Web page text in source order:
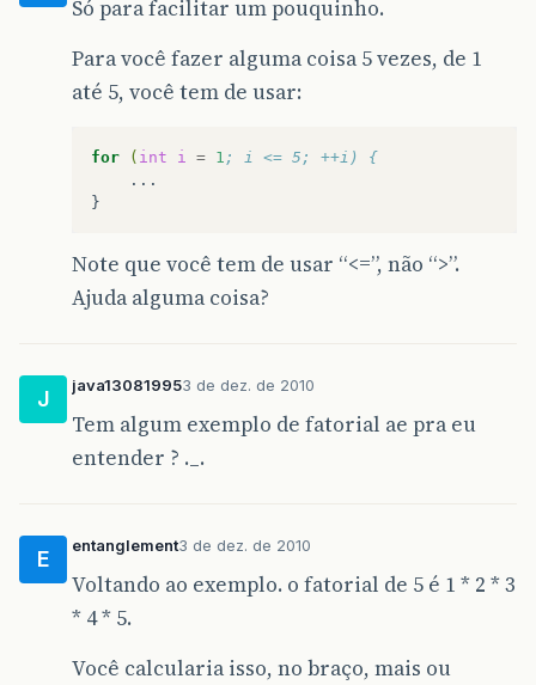
Só para facilitar um pouquinho.
Para você fazer alguma coisa 5 vezes, de 1
até 5, você tem de usar:
for ( int i = 1 ; i <= 5; ++i) {
...
Note que você tem de usar “<=”, não “>”.
Ajuda alguma coisa?
J
java130819953 de dez. de 2010
Tem algum exemplo de fatorial ae pra eu
entender ? ._.
E
entanglement3 de dez. de 2010
Voltando ao exemplo. o fatorial de 5 é 1 * 2 * 3
* 4 * 5.
Você calcularia isso, no braço, mais ou